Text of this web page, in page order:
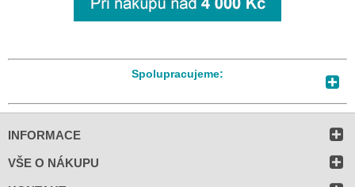
Spolupracujeme:
INFORMACE
VŠE O NÁKUPU